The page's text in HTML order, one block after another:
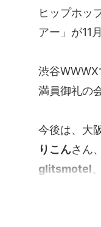
ヒップホッ
アー」が11
渋谷
満員御礼の
今後は、大
りこんさん、
glitsmotel